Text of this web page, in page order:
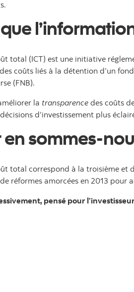
total (ICT) est une initiative
coûts liés à la détention d’un
(FNB).
la transparence des coûts
d’investissement plus
sommes-
total correspond à la troisième et
réformes amorcées en 2013
pensé pour